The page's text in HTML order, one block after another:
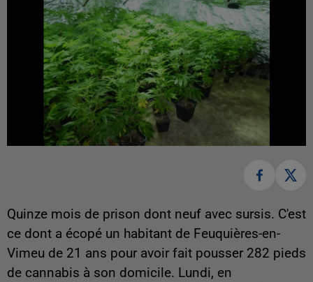
Quinze mois de prison dont neuf avec sursis. C'est
ce dont a écopé un habitant de Feuquières-en-
Vimeu de 21 ans pour avoir fait pousser 282 pieds
de cannabis à son domicile. Lundi, en